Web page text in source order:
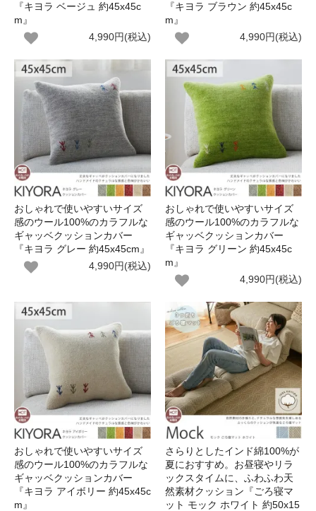
『キヨラ ベージュ 約45x45c
m』
4,990円(税込)
『キヨラ ブラウン 約45x45c
m』
4,990円(税込)
おしゃれで使いやすいサイズ
感のウール100%のカラフルな
ギャッベクッションカバー
『キヨラ グレー 約45x45cm』
4,990円(税込)
おしゃれで使いやすいサイズ
感のウール100%のカラフルな
ギャッベクッションカバー
『キヨラ グリーン 約45x45c
m』
4,990円(税込)
おしゃれで使いやすいサイズ
感のウール100%のカラフルな
ギャッベクッションカバー
『キヨラ アイボリー 約45x45c
m』
さらりとしたインド綿100%が
夏におすすめ。お昼寝やリラ
ックスタイムに、ふわふわ天
然素材クッション『ごろ寝マ
ット モック ホワイト 約50x15